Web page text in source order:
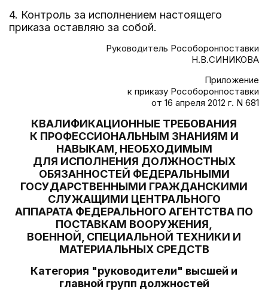
4. Контроль за исполнением настоящего
приказа оставляю за собой.
Руководитель Рособоронпоставки
Н.В.СИНИКОВА
Приложение
к приказу Рособоронпоставки
от 16 апреля 2012 г. N 681
КВАЛИФИКАЦИОННЫЕ ТРЕБОВАНИЯ
К ПРОФЕССИОНАЛЬНЫМ ЗНАНИЯМ И
НАВЫКАМ, НЕОБХОДИМЫМ
ДЛЯ ИСПОЛНЕНИЯ ДОЛЖНОСТНЫХ
ОБЯЗАННОСТЕЙ ФЕДЕРАЛЬНЫМИ
ГОСУДАРСТВЕННЫМИ ГРАЖДАНСКИМИ
СЛУЖАЩИМИ ЦЕНТРАЛЬНОГО
АППАРАТА ФЕДЕРАЛЬНОГО АГЕНТСТВА ПО
ПОСТАВКАМ ВООРУЖЕНИЯ,
ВОЕННОЙ, СПЕЦИАЛЬНОЙ ТЕХНИКИ И
МАТЕРИАЛЬНЫХ СРЕДСТВ
Категория "руководители" высшей и
главной групп должностей